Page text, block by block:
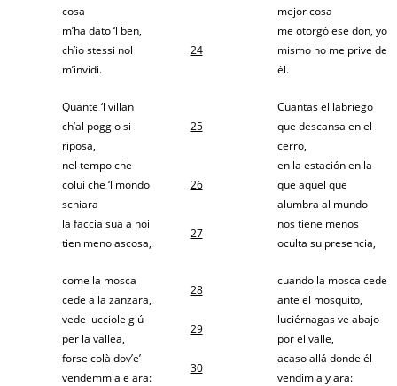
cosa
mejor cosa
m’ha dato ‘l ben,
ch’io stessi nol
m’invidi.
24
me otorgó ese don, yo
mismo no me prive de
él.
Quante ‘l villan
ch’al poggio si
riposa,
25
Cuantas el labriego
que descansa en el
cerro,
nel tempo che
colui che ‘l mondo
schiara
26
en la estación en la
que aquel que
alumbra al mundo
la faccia sua a noi
tien meno ascosa,
27
nos tiene menos
oculta su presencia,
come la mosca
cede a la zanzara,
28
cuando la mosca cede
ante el mosquito,
vede lucciole giú
per la vallea,
29
luciérnagas ve abajo
por el valle,
forse colà dov’e’
vendemmia e ara:
30
acaso allá donde él
vendimia y ara: